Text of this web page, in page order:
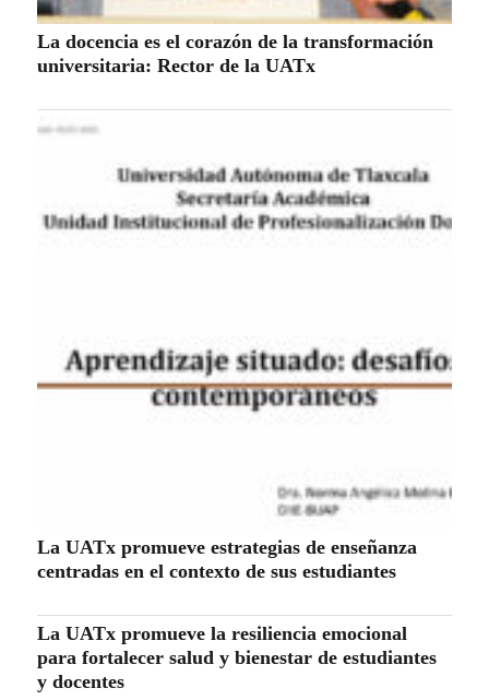
La docencia es el corazón de la transformación
universitaria: Rector de la UATx
La UATx promueve estrategias de enseñanza
centradas en el contexto de sus estudiantes
La UATx promueve la resiliencia emocional
para fortalecer salud y bienestar de estudiantes
y docentes